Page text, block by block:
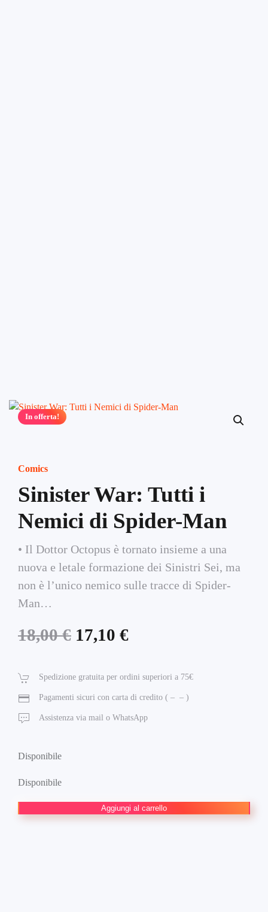
In offerta!
Comics
Sinister War: Tutti i
Nemici di Spider-Man
• Il Dottor Octopus è tornato insieme a una
nuova e letale formazione dei Sinistri Sei, ma
non è l’unico nemico sulle tracce di Spider-
Man…
18,00€ Il
originale
era:
18,00 €.
17,10 €Il
attuale
è:
17,10 €.
Spedizione gratuita per ordini superiori a 75€
Pagamenti sicuri con carta di credito ( – – )
Assistenza via mail o WhatsApp
Disponibile
Disponibile
War:
Aggiungi al carrello